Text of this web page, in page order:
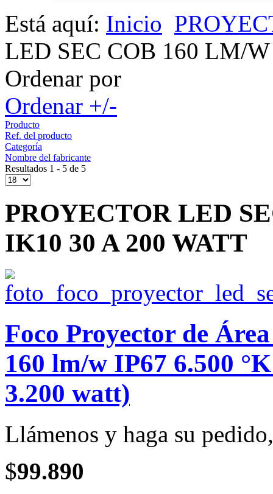
Está aquí: Inicio
LED SEC COB 160 LM/
Ordenar por
Ordenar +/-
Producto
Ref. del producto
Categoría
Nombre del fabricante
Resultados 1 - 5 de 5
PROYECTOR LED
IK10 30 A 200 WATT
Foco Proyector de
160 lm/w IP67 6.500
3.200 watt)
Llámenos y haga su
$99.890